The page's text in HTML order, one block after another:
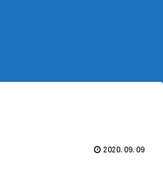
2020.09.09